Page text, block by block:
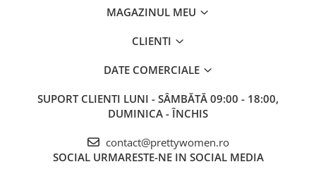
MAGAZINUL MEU
CLIENTI
DATE COMERCIALE
SUPORT CLIENTI LUNI - SÂMBĂTĂ 09:00 - 18:00,
DUMINICA - ÎNCHIS
contact@prettywomen.ro
SOCIAL URMARESTE-NE IN SOCIAL MEDIA